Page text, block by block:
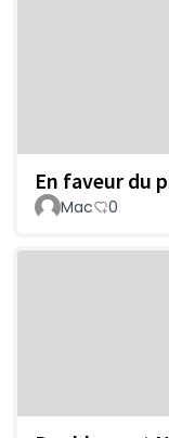
En faveur du
Mac 0